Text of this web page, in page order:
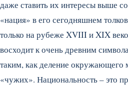
даже ставить их интересы выше
«нация» в его сегодняшнем
только на рубеже XVIII и XIX
восходит к очень древним
таким, как деление окружающего
«чужих». Национальность – это